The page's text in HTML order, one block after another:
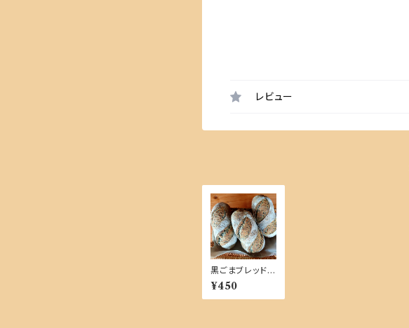
レビュー
黒ごまブレッド
【単品商品】
¥450